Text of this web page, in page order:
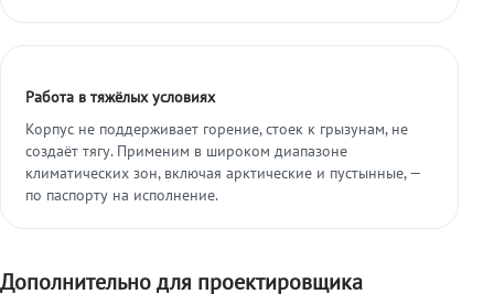
Работа в тяжёлых условиях
Корпус не поддерживает горение, стоек к грызунам, не
создаёт тягу. Применим в широком диапазоне
климатических зон, включая арктические и пустынные, —
по паспорту на исполнение.
Дополнительно для проектировщика